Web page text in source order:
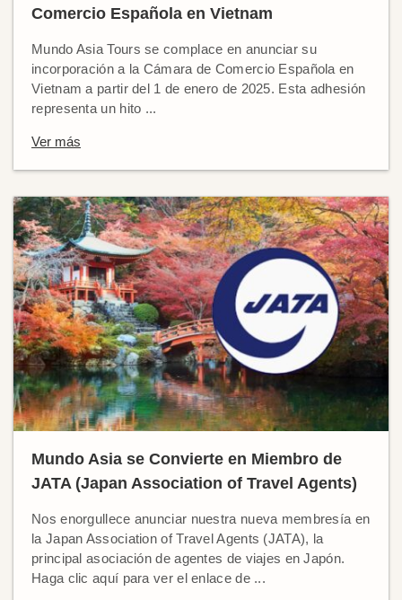
Comercio Española en Vietnam
Mundo Asia Tours se complace en anunciar su
incorporación a la Cámara de Comercio Española en
Vietnam a partir del 1 de enero de 2025. Esta adhesión
representa un hito ...
Ver más
Mundo Asia se Convierte en Miembro de
JATA (Japan Association of Travel Agents)
Nos enorgullece anunciar nuestra nueva membresía en
la Japan Association of Travel Agents (JATA), la
principal asociación de agentes de viajes en Japón.
Haga clic aquí para ver el enlace de ...